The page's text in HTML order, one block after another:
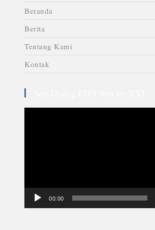
Beranda
Berita
Tentang Kami
Kontak
00:00